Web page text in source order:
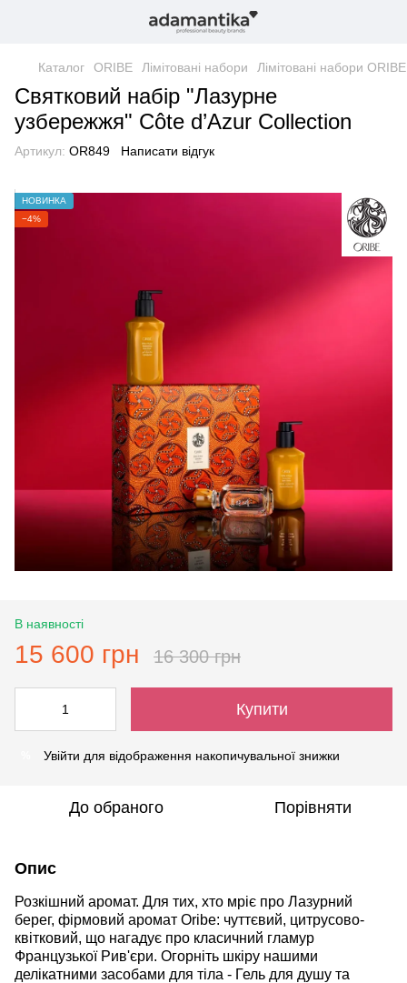
Каталог ORIBE Лімітовані набори Лімітовані набори ORIBE
Святковий набір "Лазурне
узбережжя" Côte d’Azur Collection
Артикул: OR849 Написати відгук
НОВИНКА
−4%
В наявності
15 600 грн 16 300 грн
Купити
Увійти для відображення накопичувальної знижки
До обраного Порівняти
Опис
Розкішний аромат. Для тих, хто мріє про Лазурний
берег, фірмовий аромат Oribe: чуттєвий, цитрусово-
квітковий, що нагадує про класичний гламур
Французької Рив'єри. Огорніть шкіру нашими
делікатними засобами для тіла - Гель для душу та